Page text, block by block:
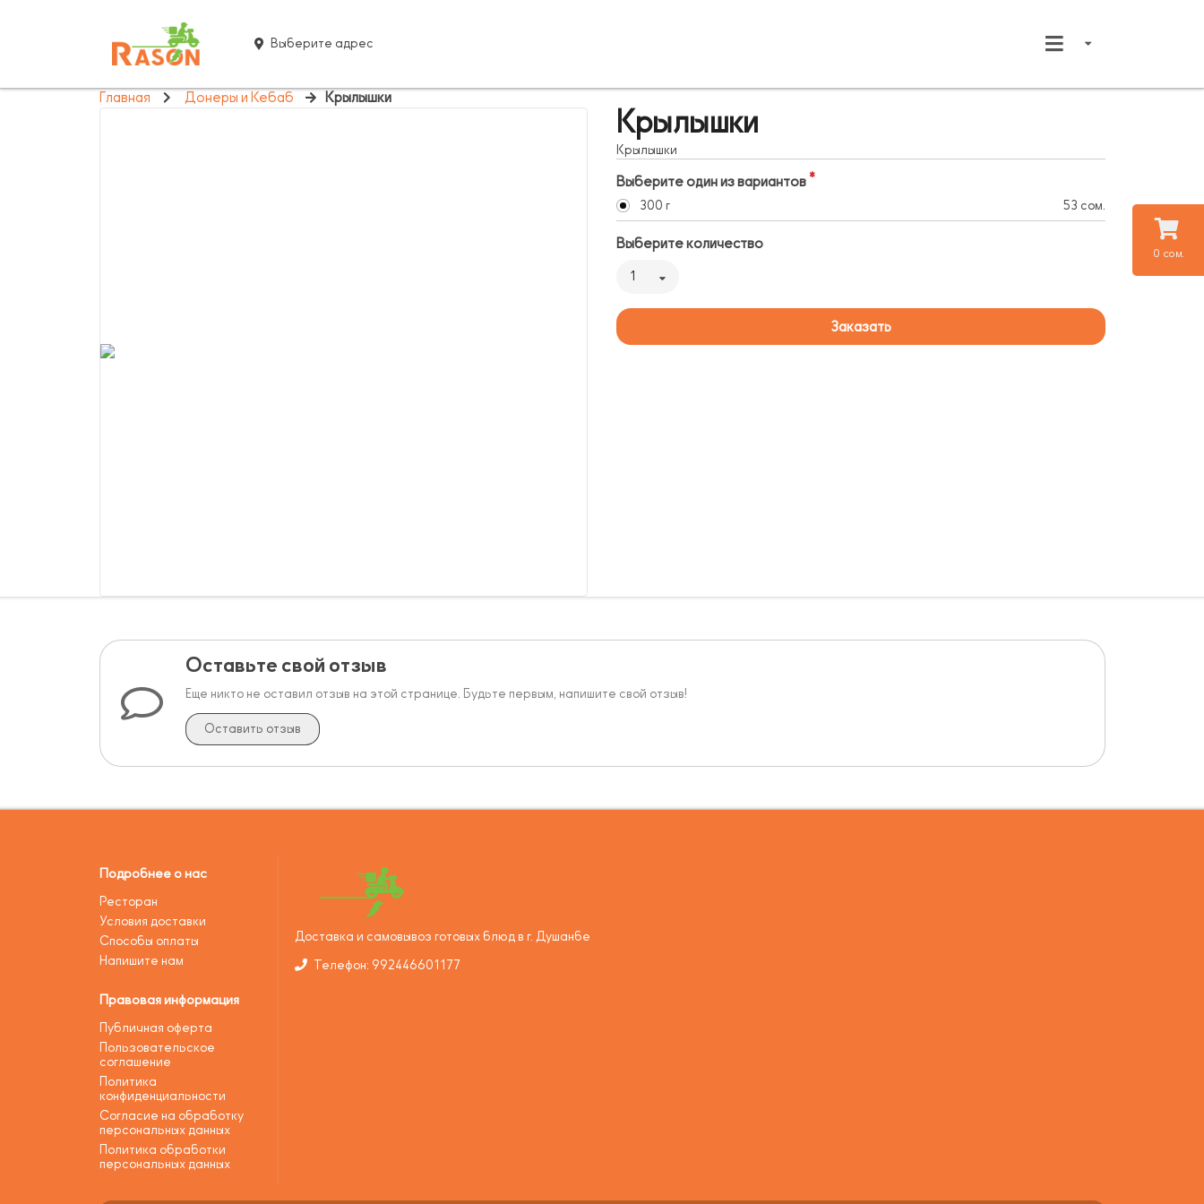
0 сом.
Выберите адрес
Главная Донеры и Кебаб Крылышки
Крылышки
Крылышки
Выберите один из вариантов
300 г 53 сом.
Выберите количество
1
Заказать
Оставьте свой отзыв
Еще никто не оставил отзыв на этой странице. Будьте первым, напишите свой отзыв!
Оставить отзыв
Подробнее о нас
Ресторан
Условия доставки
Способы оплаты
Напишите нам
Правовая информация
Публичная оферта
Пользовательское
соглашение
Политика
конфиденциальности
Согласие на обработку
персональных данных
Политика обработки
персональных данных
Доставка и самовывоз готовых блюд в г. Душанбе
Телефон: 992446601177